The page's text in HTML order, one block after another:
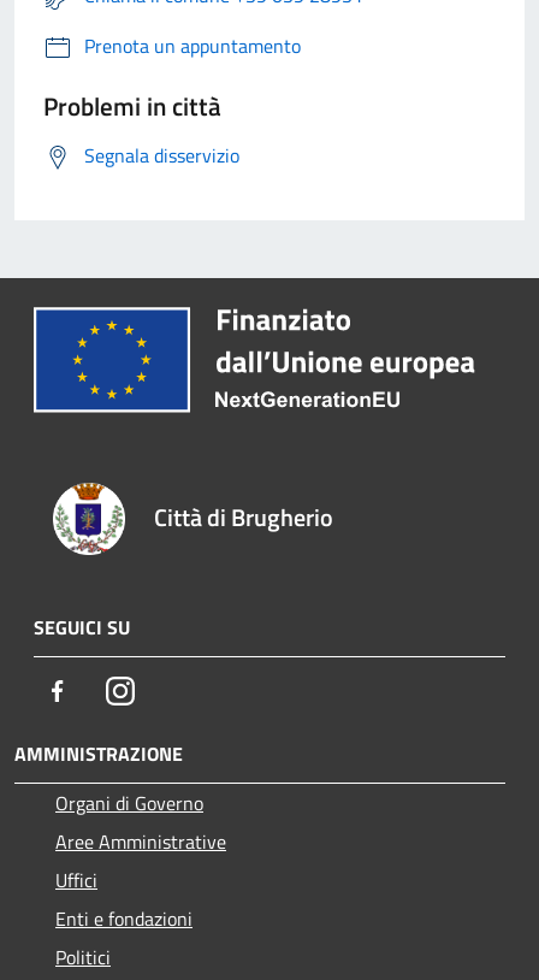
Prenota un appuntamento
Problemi in città
Segnala disservizio
Città di Brugherio
SEGUICI SU
FacebookInstagram
AMMINISTRAZIONE
Organi di Governo
Aree Amministrative
Uffici
Enti e fondazioni
Politici